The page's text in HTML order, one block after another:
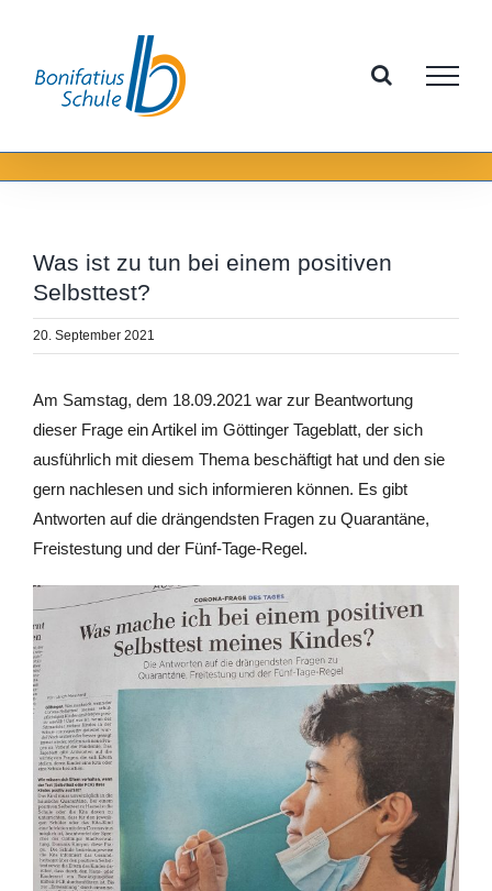
springen
Was ist zu tun bei einem positiven
Selbsttest?
20. September 2021
Am Samstag, dem 18.09.2021 war zur Beantwortung
dieser Frage ein Artikel im Göttinger Tageblatt, der sich
ausführlich mit diesem Thema beschäftigt hat und den sie
gern nachlesen und sich informieren können. Es gibt
Antworten auf die drängendsten Fragen zu Quarantäne,
Freistestung und der Fünf-Tage-Regel.